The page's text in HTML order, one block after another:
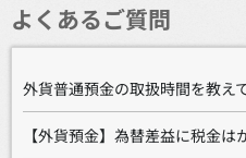
よくあるご質問
外貨普通預金の取扱時間を教え
【外貨預金】為替差益に税金は